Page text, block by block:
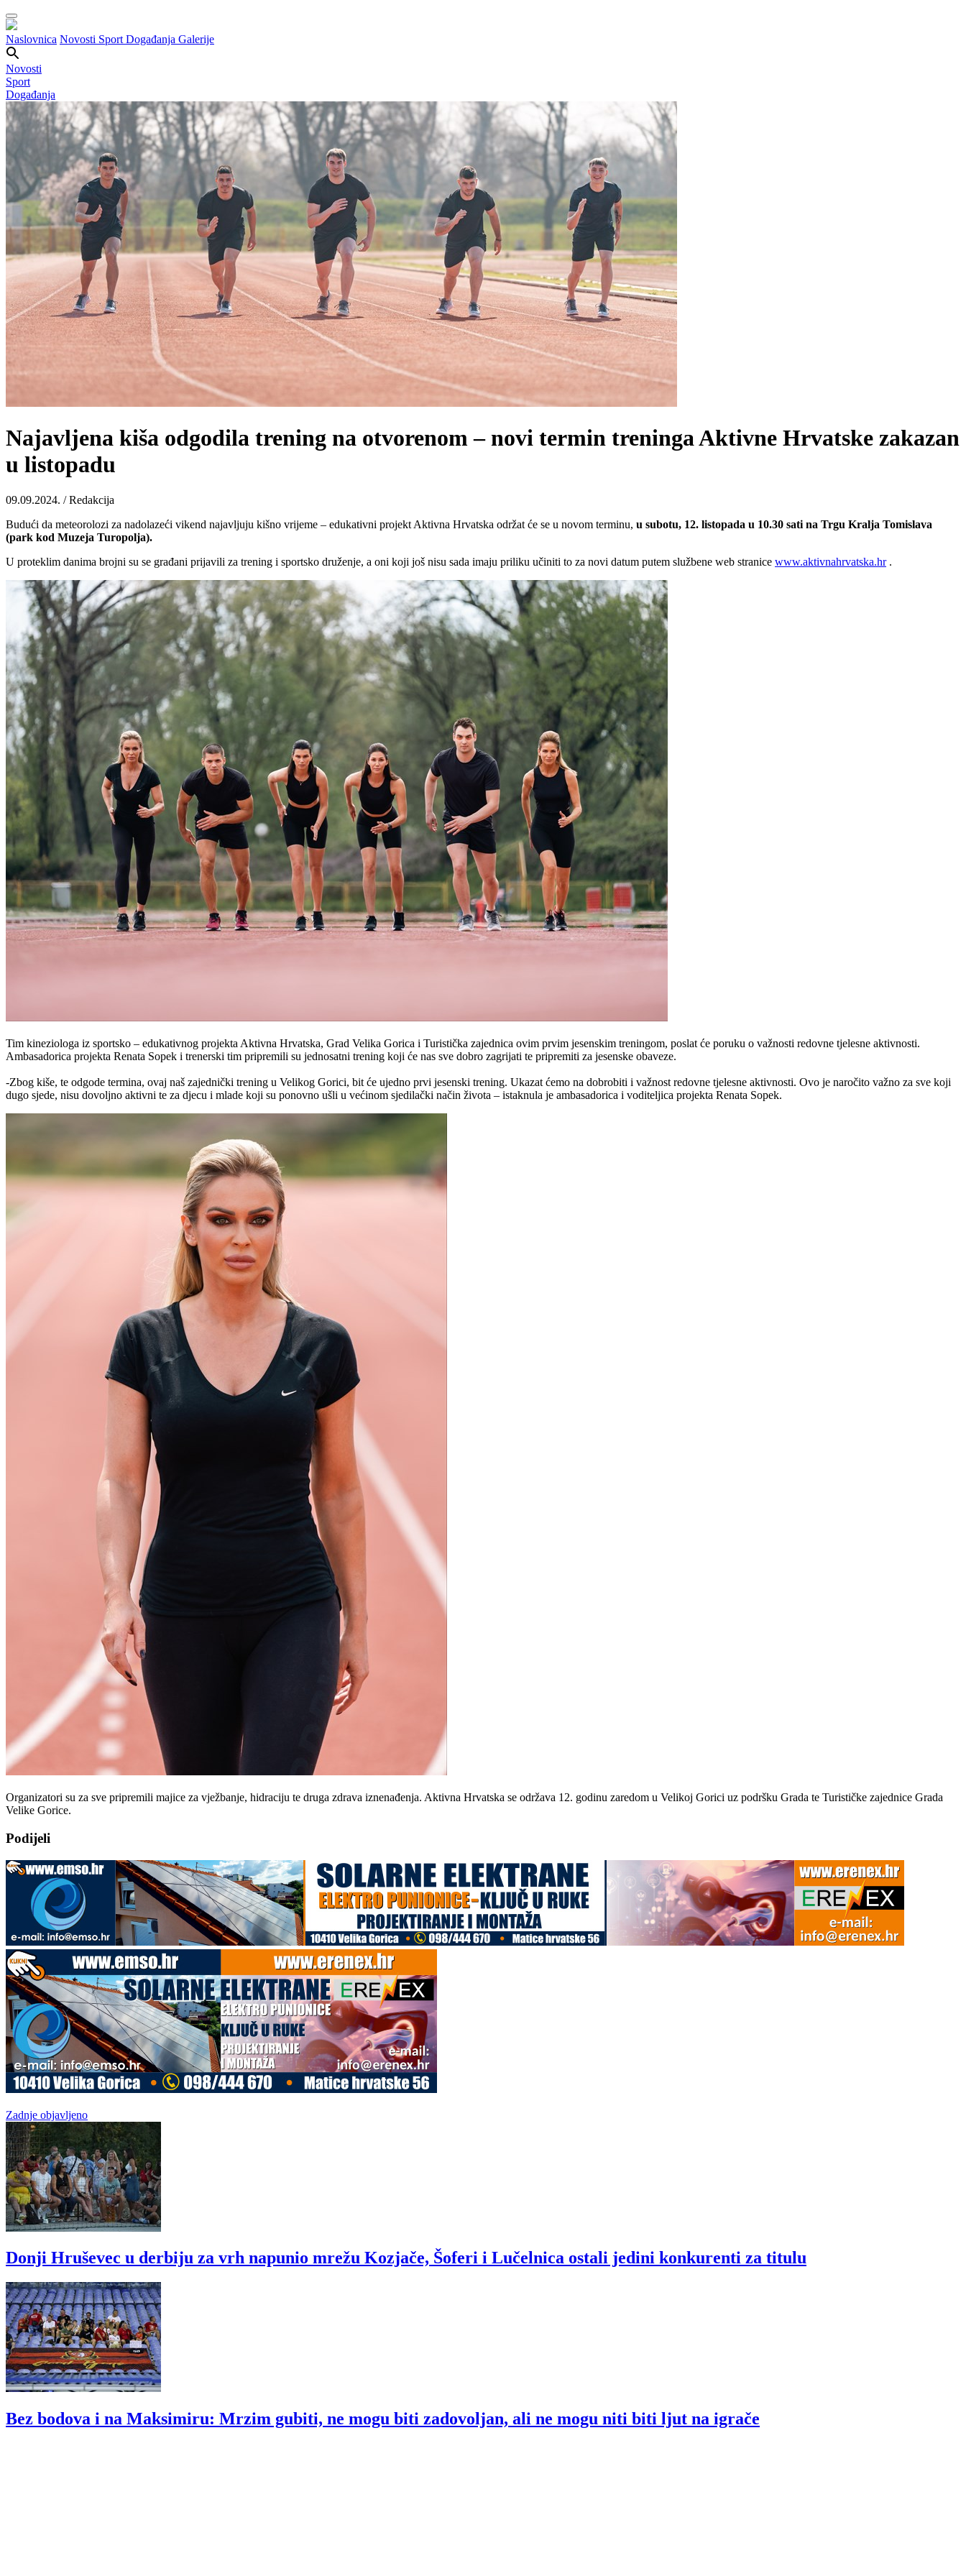
Naslovnica Novosti Sport Događanja Galerije
Novosti
Sport
Događanja
Najavljena kiša odgodila trening na otvorenom – novi termin treninga Aktivne Hrvatske zakazan
u listopadu
09.09.2024. / Redakcija
Budući da meteorolozi za nadolazeći vikend najavljuju kišno vrijeme – edukativni projekt Aktivna Hrvatska održat će se u novom terminu, u subotu, 12. listopada u 10.30 sati na Trgu Kralja Tomislava
(park kod Muzeja Turopolja).
U proteklim danima brojni su se građani prijavili za trening i sportsko druženje, a oni koji još nisu sada imaju priliku učiniti to za novi datum putem službene web stranice www.aktivnahrvatska.hr.
Tim kineziologa iz sportsko – edukativnog projekta Aktivna Hrvatska, Grad Velika Gorica i Turistička zajednica ovim prvim jesenskim treningom, poslat će poruku o važnosti redovne tjelesne aktivnosti.
Ambasadorica projekta Renata Sopek i trenerski tim pripremili su jednosatni trening koji će nas sve dobro zagrijati te pripremiti za jesenske obaveze.
-Zbog kiše, te odgode termina, ovaj naš zajednički trening u Velikog Gorici, bit će ujedno prvi jesenski trening. Ukazat ćemo na dobrobiti i važnost redovne tjelesne aktivnosti. Ovo je naročito važno za sve koji
dugo sjede, nisu dovoljno aktivni te za djecu i mlade koji su ponovno ušli u većinom sjedilački način života – istaknula je ambasadorica i voditeljica projekta Renata Sopek.
Organizatori su za sve pripremili majice za vježbanje, hidraciju te druga zdrava iznenađenja. Aktivna Hrvatska se održava 12. godinu zaredom u Velikoj Gorici uz podršku Grada te Turističke zajednice Grada
Velike Gorice.
Podijeli
Zadnje objavljeno
Donji Hruševec u derbiju za vrh napunio mrežu Kozjače, Šoferi i Lučelnica ostali jedini konkurenti za titulu
Bez bodova i na Maksimiru: Mrzim gubiti, ne mogu biti zadovoljan, ali ne mogu niti biti ljut na igrače